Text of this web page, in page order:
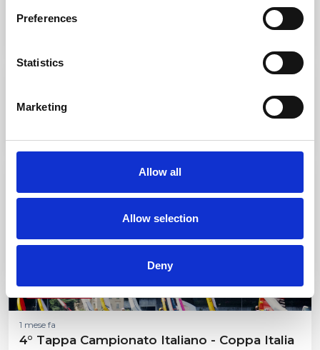
Preferences
Statistics
Marketing
Allow all
Allow selection
Deny
1 mese fa
Trophy
Selezioni Zonali Optimist
1 mese fa
4° Tappa Campionato Italiano - Coppa Italia